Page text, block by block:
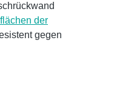
der
gegen